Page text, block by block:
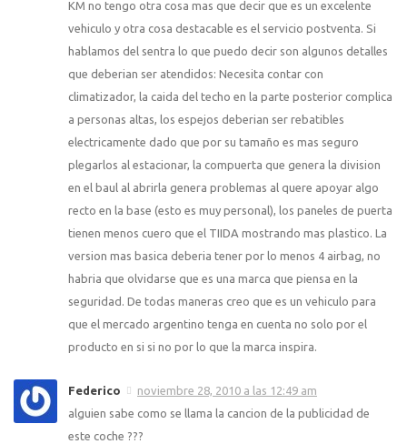
KM no tengo otra cosa mas que decir que es un excelente
vehiculo y otra cosa destacable es el servicio postventa. Si
hablamos del sentra lo que puedo decir son algunos detalles
que deberian ser atendidos: Necesita contar con
climatizador, la caida del techo en la parte posterior complica
a personas altas, los espejos deberian ser rebatibles
electricamente dado que por su tamaño es mas seguro
plegarlos al estacionar, la compuerta que genera la division
en el baul al abrirla genera problemas al quere apoyar algo
recto en la base (esto es muy personal), los paneles de puerta
tienen menos cuero que el TIIDA mostrando mas plastico. La
version mas basica deberia tener por lo menos 4 airbag, no
habria que olvidarse que es una marca que piensa en la
seguridad. De todas maneras creo que es un vehiculo para
que el mercado argentino tenga en cuenta no solo por el
producto en si si no por lo que la marca inspira.
Federico
noviembre 28, 2010 a las 12:49 am
alguien sabe como se llama la cancion de la publicidad de
este coche ???